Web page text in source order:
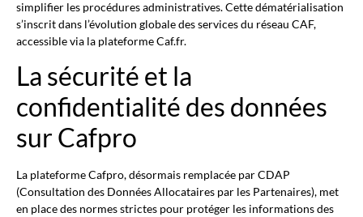
simplifier les procédures administratives. Cette dématérialisation
s’inscrit dans l’évolution globale des services du réseau CAF,
accessible via la plateforme Caf.fr.
La sécurité et la
confidentialité des données
sur Cafpro
La plateforme Cafpro, désormais remplacée par CDAP
(Consultation des Données Allocataires par les Partenaires), met
en place des normes strictes pour protéger les informations des